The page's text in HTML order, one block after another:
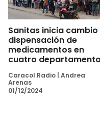
Sanitas inicia cambio
dispensación de
medicamentos en
cuatro
Caracol Radio Andrea
Arenas
01/12/2024